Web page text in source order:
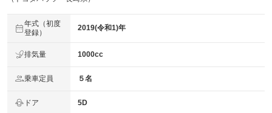
年式（初度
登録）
2019(令和1)年
排気量 1000cc
乗車定員 ５名
ドア 5D